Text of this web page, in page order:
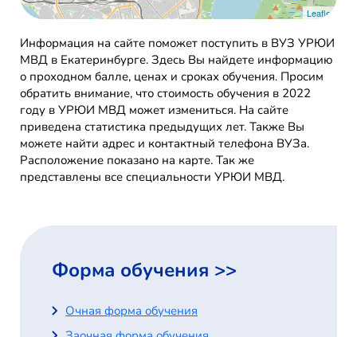
Leaflet
Информация на сайте поможет поступить в ВУЗ УРЮИ
МВД в Екатеринбурге. Здесь Вы найдете информацию
о проходном балле, ценах и сроках обучения. Просим
обратить внимание, что стоимость обучения в 2022
году в УРЮИ МВД может измениться. На сайте
приведена статистика предыдущих лет. Также Вы
можете найти адрес и контактный телефона ВУЗа.
Расположение показано на карте. Так же
представлены все специальности УРЮИ МВД.
Форма обучения >>
Очная форма обучения